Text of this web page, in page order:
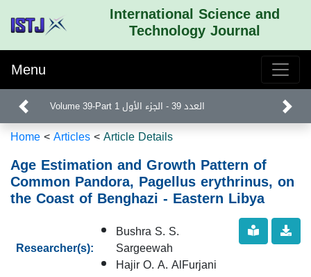
International Science and
Technology Journal
Menu
Volume 39-Part 1 العدد 39 - الجزء الأول
Home<Articles<Article Details
Age Estimation and Growth Pattern of
Common Pandora, Pagellus erythrinus, on
the Coast of Benghazi - Eastern Libya
Researcher(s):
Bushra S. S.
Sargeewah
Hajir O. A. AlFurjani